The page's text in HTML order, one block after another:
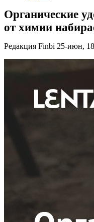
Органические
от химии
Редакция Finbi 25-июн,